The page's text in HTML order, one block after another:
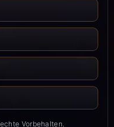
Vorbehalten.